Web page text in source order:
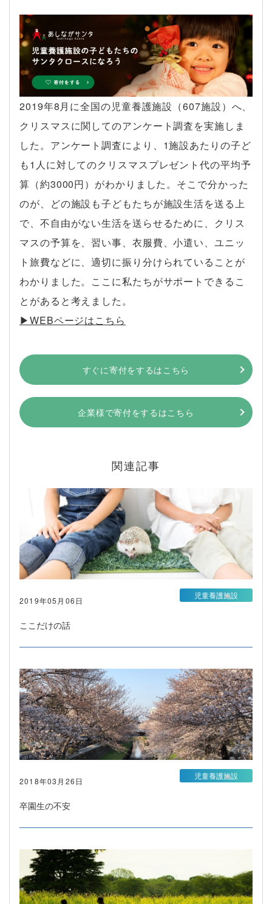
2019年8月に全国の児童養護施設（607施設）へ、
クリスマスに関してのアンケート調査を実施しま
した。アンケート調査により、1施設あたりの子ど
も1人に対してのクリスマスプレゼント代の平均予
算（約3000円）がわかりました。そこで分かった
のが、どの施設も子どもたちが施設生活を送る上
で、不自由がない生活を送らせるために、クリス
マスの予算を、習い事、衣服費、小遣い、ユニッ
ト旅費などに、適切に振り分けられていることが
わかりました。ここに私たちがサポートできるこ
とがあると考えました。
▶︎WEBページはこちら
すぐに寄付をするはこちら
企業様で寄付をするはこちら
関連記事
2019年05月06日
ここだけの話
児童養護施設
2018年03月26日
卒園生の不安
児童養護施設